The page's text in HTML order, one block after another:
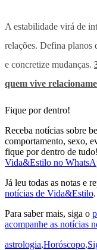
A estabilidade virá de
relações. Defina planos
e concretize mudanças.
quem vive
Fique por dentro!
Receba notícias sobre
comportamento, sexo,
fique por dentro de
Vida&Estilo no
Já leu todas as notas e
notícias de Vida&Estilo.
Para saber mais, siga o
acompanhe as notícias
astrologia,Horóscopo,